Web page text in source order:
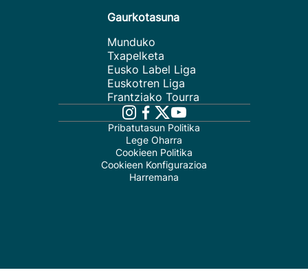
Gaurkotasuna
Munduko
Txapelketa
Eusko Label Liga
Euskotren Liga
Frantziako Tourra
Pribatutasun Politika
Lege Oharra
Cookieen Politika
Cookieen Konfigurazioa
Harremana